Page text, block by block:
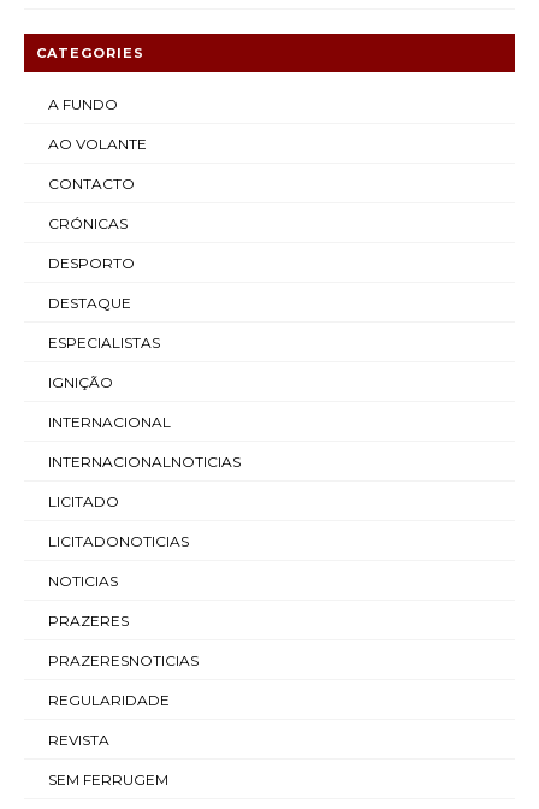
CATEGORIES
A FUNDO
AO VOLANTE
CONTACTO
CRÓNICAS
DESPORTO
DESTAQUE
ESPECIALISTAS
IGNIÇÃO
INTERNACIONAL
INTERNACIONALNOTICIAS
LICITADO
LICITADONOTICIAS
NOTICIAS
PRAZERES
PRAZERESNOTICIAS
REGULARIDADE
REVISTA
SEM FERRUGEM